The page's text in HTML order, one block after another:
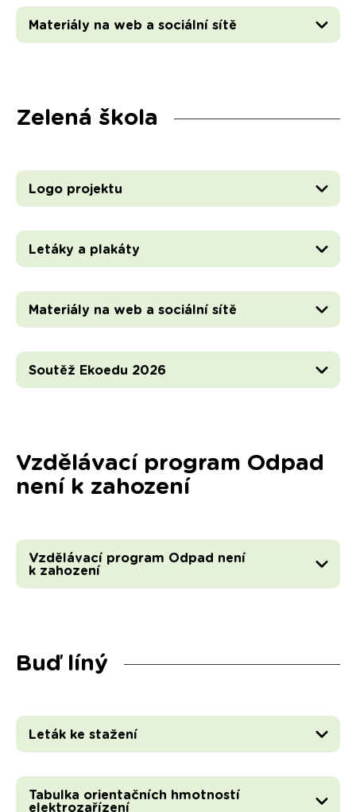
Materiály na web a sociální sítě
Zelená škola
Logo projektu
Letáky a plakáty
Materiály na web a sociální sítě
Soutěž Ekoedu 2026
Vzdělávací program Odpad
není k zahození
Vzdělávací program Odpad není
k zahození
Buď líný
Leták ke stažení
Tabulka orientačních hmotností
elektrozařízení